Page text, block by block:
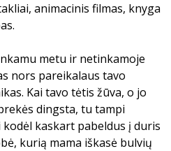
animacinis filmas, knyga
metu ir netinkamoje
nors pareikalaus tavo
Kai tavo tėtis žūva, o jo
dingsta, tu tampi
kaskart pabeldus į duris
kurią mama iškasė bulvių